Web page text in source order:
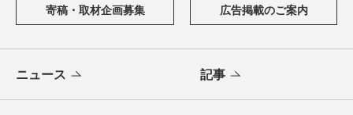
寄稿・取材企画募集 広告掲載のご案内
ニュース 記事